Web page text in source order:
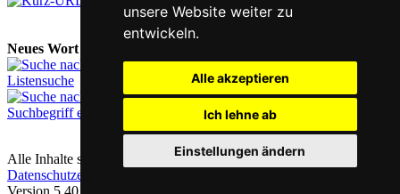
unsere Website weiter zu
entwickeln.
Alle akzeptieren
Ich lehne ab
Einstellungen ändern
Neues Wort nachschlagen:
Listensuche
Suchbegriff eingeben
Alle Inhalte sind urheberrechtlich geschützt | Kontakt & Impressum
Datenschutzerklärung
Version 5.40 / Letzte Aktualisierung: 2023-07-28